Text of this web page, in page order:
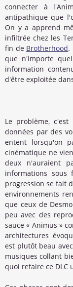
connecter à
antipathique que
On y a apprend
infiltrée chez les
fin de Brotherhood.
que n'importe
information
d'être exploitée
Le problème,
données par des
entent lorsqu'on
cinématique ne
deux n'auraient
informations sous
progression se fait
environnements
que ceux de
peu avec des
sauce « Animus »
architectures
est plutôt beau
musiques collant
quoi refaire ce DLC